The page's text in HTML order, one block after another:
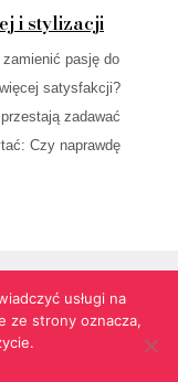
i stylizacji
pasję do
satysfakcji?
zadawać
Czy naprawdę
usługi na
ze strony oznacza,
cookies w celach